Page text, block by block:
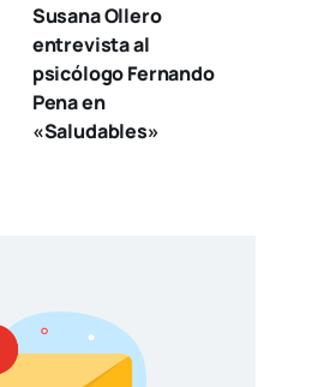
Susana Ollero
entrevista al
psicólogo Fernando
Pena en
«Saludables»